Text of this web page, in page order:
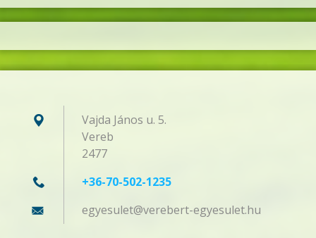
Vajda János u. 5.
Vereb
2477
+36-70-502-1235
egyesulet@verebert-egyesulet.hu